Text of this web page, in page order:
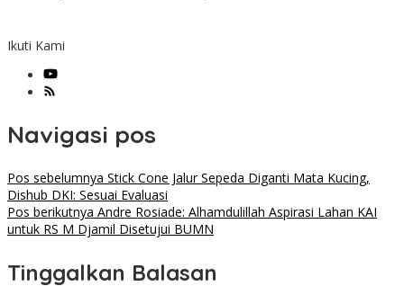
Ikuti Kami
Navigasi pos
Pos sebelumnya Stick Cone Jalur Sepeda Diganti Mata Kucing,
Dishub DKI: Sesuai Evaluasi
Pos berikutnya Andre Rosiade: Alhamdulillah Aspirasi Lahan KAI
untuk RS M Djamil Disetujui BUMN
Tinggalkan Balasan